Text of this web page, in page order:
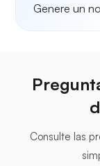
Genere un
Consulte las